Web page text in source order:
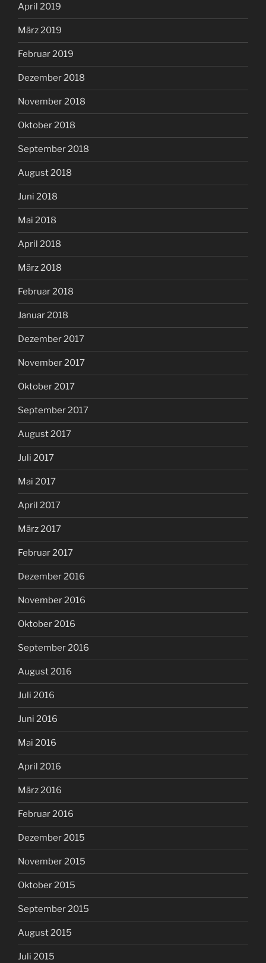
April 2019
März 2019
Februar 2019
Dezember 2018
November 2018
Oktober 2018
September 2018
August 2018
Juni 2018
Mai 2018
April 2018
März 2018
Februar 2018
Januar 2018
Dezember 2017
November 2017
Oktober 2017
September 2017
August 2017
Juli 2017
Mai 2017
April 2017
März 2017
Februar 2017
Dezember 2016
November 2016
Oktober 2016
September 2016
August 2016
Juli 2016
Juni 2016
Mai 2016
April 2016
März 2016
Februar 2016
Dezember 2015
November 2015
Oktober 2015
September 2015
August 2015
Juli 2015